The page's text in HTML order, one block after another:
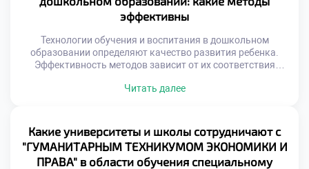
в приемную комиссию. Ответственный подход […]
эффективны
Технологии обучения и воспитания в дошкольном
образовании определяют качество развития ребенка.
Эффективность методов зависит от их соответствия
системно. Специальность «Специальное дошкольное
Понимание механизмов воздействия является ключом к
успеху. Современная педагогика отказывается от
авторитарных моделей. На смену им […]
Читать далее
Какие университеты и школы сотрудничают с
"ГУМАНИТАРНЫМ ТЕХНИКУМОМ ЭКОНОМИКИ И
ПРАВА" в области обучения специальному